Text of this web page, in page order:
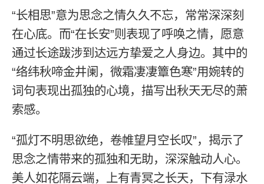
“长相思”意为思念之情久久不忘，常常深深刻
在心底。而“在长安”则表现了呼唤之情，愿意
通过长途跋涉到达远方挚爱之人身边。其中的
“络纬秋啼金井阑，微霜凄凄簟色寒”用婉转的
词句表现出孤独的心境，描写出秋天无尽的萧
索感。
“孤灯不明思欲绝，卷帷望月空长叹”，揭示了
思念之情带来的孤独和无助，深深触动人心。
美人如花隔云端，上有青冥之长天，下有渌水